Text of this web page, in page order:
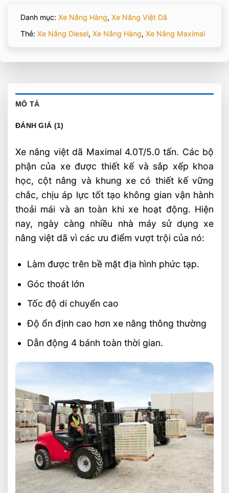
Danh mục: Xe Nâng Hàng, Xe Nâng Việt Dã
Thẻ: Xe Nâng Diesel, Xe Nâng Hàng, Xe Nâng Maximal
MÔ TẢ
ĐÁNH GIÁ (1)
Xe nâng việt dã Maximal 4.0T/5.0 tấn. Các bộ
phận của xe được thiết kế và sắp xếp khoa
học, cột nâng và khung xe có thiết kế vững
chắc, chịu áp lực tốt tạo không gian vận hành
thoải mái và an toàn khi xe hoạt động. Hiện
nay, ngày càng nhiều nhà máy sử dụng xe
nâng việt dã vì các ưu điểm vượt trội của nó:
Làm được trên bề mặt địa hình phức tạp.
Góc thoát lớn
Tốc độ di chuyển cao
Độ ổn định cao hơn xe nâng thông thường
Dẫn động 4 bánh toàn thời gian.